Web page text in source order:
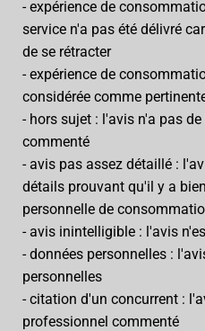
- expérience de
service n'a pas été délivré
de se rétracter
- expérience de
considérée comme
- hors sujet : l'avis n'a pas
commenté
- avis pas assez détaillé :
détails prouvant qu'il y a
personnelle de
- avis inintelligible : l'avis
- données personnelles :
personnelles
- citation d'un concurrent :
professionnel commenté